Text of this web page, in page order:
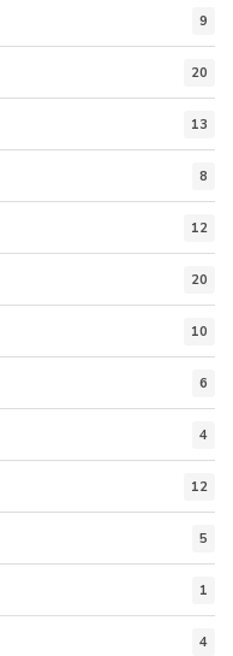
9
20
13
8
12
20
10
6
4
12
5
1
4